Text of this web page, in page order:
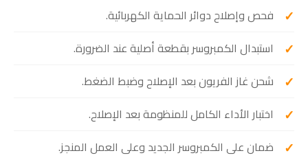
فحص وإصلاح دوائر الحماية الكهربائية.
استبدال الكمبروسر بقطعة أصلية عند الضرورة.
شحن غاز الفريون بعد الإصلاح وضبط الضغط.
اختبار الأداء الكامل للمنظومة بعد الإصلاح.
ضمان على الكمبروسر الجديد وعلى العمل المنجز.